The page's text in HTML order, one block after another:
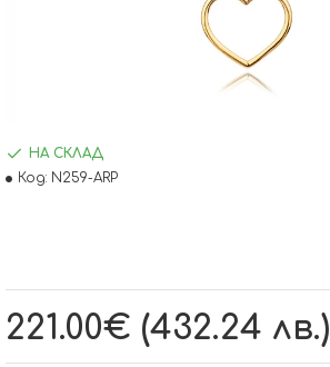
221.00€ (432.24 лв.)
НА СКЛАД
Код: N259-ARP